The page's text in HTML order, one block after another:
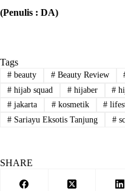
(Penulis : DA)
Tags
#beauty #Beauty Review
#hijab squad #hijaber #
#jakarta #kosmetik #
#Sariayu Eksotis Tanjung #
SHARE